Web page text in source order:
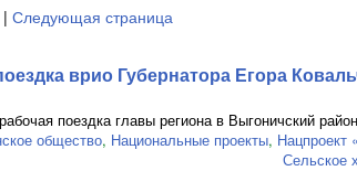
| Следующая страница
врио Губернатора Егора
поездка главы региона в Выгоничский
общество, Национальные проекты, Нацпроект
Сельское